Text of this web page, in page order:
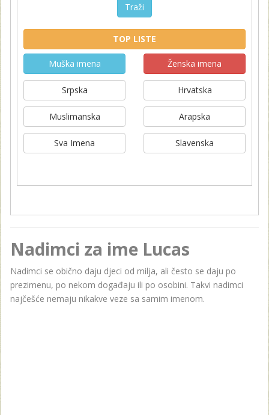
Traži
TOP LISTE
Muška imena Ženska imena
Srpska Hrvatska
Muslimanska Arapska
Sva Imena Slavenska
Nadimci za ime Lucas
Nadimci se obično daju djeci od milja, ali često se daju po
prezimenu, po nekom događaju ili po osobini. Takvi nadimci
najčešće nemaju nikakve veze sa samim imenom.